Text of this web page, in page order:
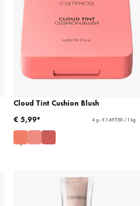
Cloud Tint Cushion Blush
€ 5,99*
4 g - € 1.497,50 / 1 kg